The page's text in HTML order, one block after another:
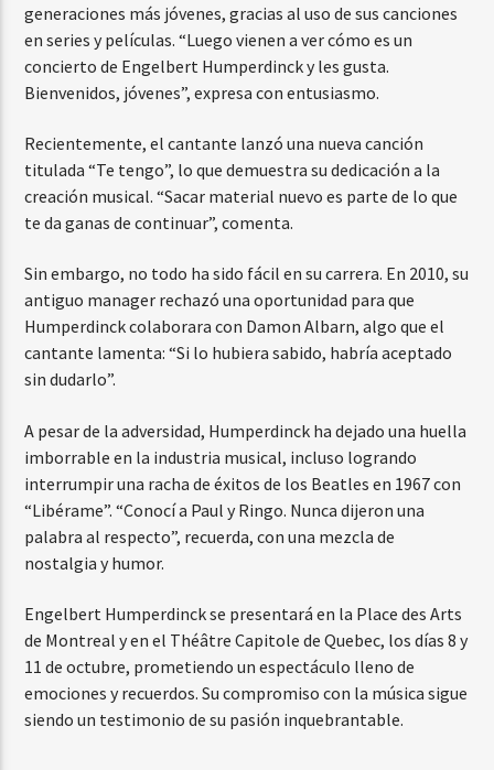
generaciones más jóvenes, gracias al uso de sus canciones
en series y películas. “Luego vienen a ver cómo es un
concierto de Engelbert Humperdinck y les gusta.
Bienvenidos, jóvenes”, expresa con entusiasmo.
Recientemente, el cantante lanzó una nueva canción
titulada “Te tengo”, lo que demuestra su dedicación a la
creación musical. “Sacar material nuevo es parte de lo que
te da ganas de continuar”, comenta.
Sin embargo, no todo ha sido fácil en su carrera. En 2010, su
antiguo manager rechazó una oportunidad para que
Humperdinck colaborara con Damon Albarn, algo que el
cantante lamenta: “Si lo hubiera sabido, habría aceptado
sin dudarlo”.
A pesar de la adversidad, Humperdinck ha dejado una huella
imborrable en la industria musical, incluso logrando
interrumpir una racha de éxitos de los Beatles en 1967 con
“Libérame”. “Conocí a Paul y Ringo. Nunca dijeron una
palabra al respecto”, recuerda, con una mezcla de
nostalgia y humor.
Engelbert Humperdinck se presentará en la Place des Arts
de Montreal y en el Théâtre Capitole de Quebec, los días 8 y
11 de octubre, prometiendo un espectáculo lleno de
emociones y recuerdos. Su compromiso con la música sigue
siendo un testimonio de su pasión inquebrantable.